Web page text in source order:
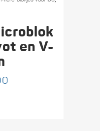
en V-